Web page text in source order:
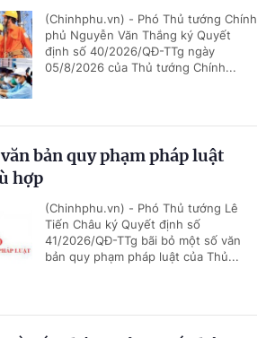
(Chinhphu.vn) - Phó Thủ tướng Chính
phủ Nguyễn Văn Thắng ký Quyết
định số 40/2026/QĐ-TTg ngày
05/8/2026 của Thủ tướng Chính...
bản quy phạm pháp luật
hợp
(Chinhphu.vn) - Phó Thủ tướng Lê
Tiến Châu ký Quyết định số
41/2026/QĐ-TTg bãi bỏ một số văn
bản quy phạm pháp luật của Thủ...